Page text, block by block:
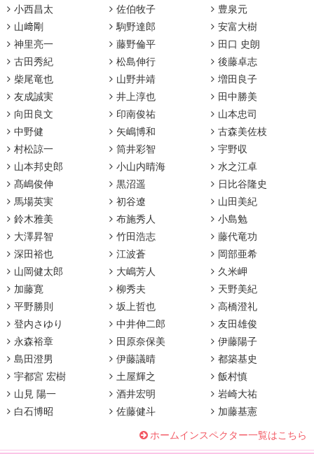
小西昌太
佐伯牧子
豊泉元
山﨑剛
駒野達郎
安富大樹
神里亮一
藤野倫平
田口 史朗
古田秀紀
松島伸行
後藤卓志
柴尾竜也
山野井靖
増田良子
友成誠実
井上淳也
田中勝美
向田良文
印南俊祐
山本忠司
中野健
矢嶋博和
古森美佐枝
村松諒一
筒井彩智
宇野収
山本邦史郎
小山内晴海
水之江卓
髙嶋俊伸
黒沼遥
日比谷隆史
馬場英実
初谷遼
山田美紀
鈴木雅美
布施秀人
小島勉
大澤昇智
竹田浩志
藤代竜功
深田裕也
江波蒼
岡部亜希
山岡健太郎
大嶋芳人
久米岬
加藤寛
柳秀夫
天野美紀
平野勝則
坂上哲也
高橋澄礼
登内さゆり
中井伸二郎
友田雄俊
永森裕章
田原奈保美
伊藤陽子
島田澄男
伊藤議晴
都築基史
宇都宮 宏樹
土屋輝之
飯村慎
山見 陽一
酒井宏明
岩崎大祐
白石博昭
佐藤健斗 加藤基憲
ホームインスペクター一覧はこちら